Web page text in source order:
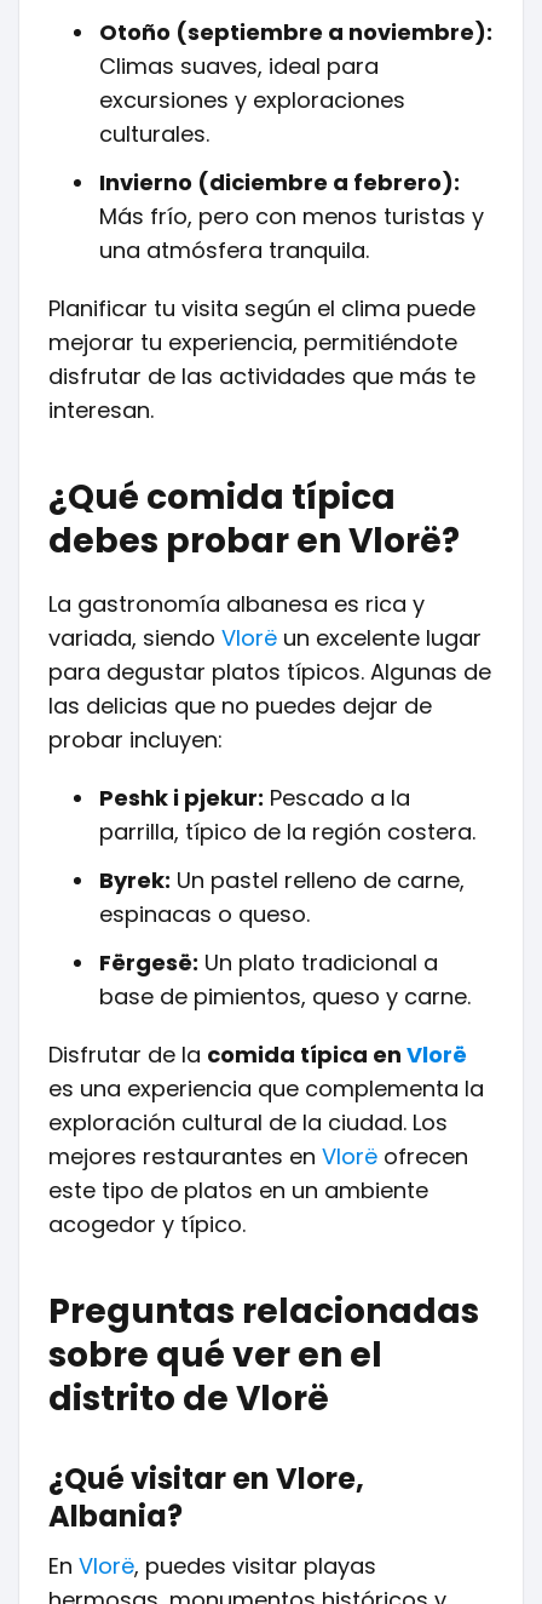
Otoño (septiembre a noviembre):
Climas suaves, ideal para
excursiones y exploraciones
culturales.
Invierno (diciembre a febrero):
Más frío, pero con menos turistas y
una atmósfera tranquila.
Planificar tu visita según el clima puede
mejorar tu experiencia, permitiéndote
disfrutar de las actividades que más te
interesan.
¿Qué comida típica
debes probar en Vlorë?
La gastronomía albanesa es rica y
variada, siendo Vlorë un excelente lugar
para degustar platos típicos. Algunas de
las delicias que no puedes dejar de
probar incluyen:
Peshk i pjekur: Pescado a la
parrilla, típico de la región costera.
Byrek: Un pastel relleno de carne,
espinacas o queso.
Fërgesë: Un plato tradicional a
base de pimientos, queso y carne.
Disfrutar de la comida típica en Vlorë
es una experiencia que complementa la
exploración cultural de la ciudad. Los
mejores restaurantes en Vlorë ofrecen
este tipo de platos en un ambiente
acogedor y típico.
Preguntas relacionadas
sobre qué ver en el
distrito de Vlorë
¿Qué visitar en Vlore,
Albania?
En Vlorë, puedes visitar playas